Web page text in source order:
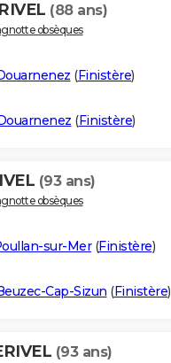
(88 ans)
obsèques
(Finistère)
(Finistère)
(93 ans)
obsèques
sur-Mer(Finistère)
Cap-Sizun (Finistère)
(93 ans)